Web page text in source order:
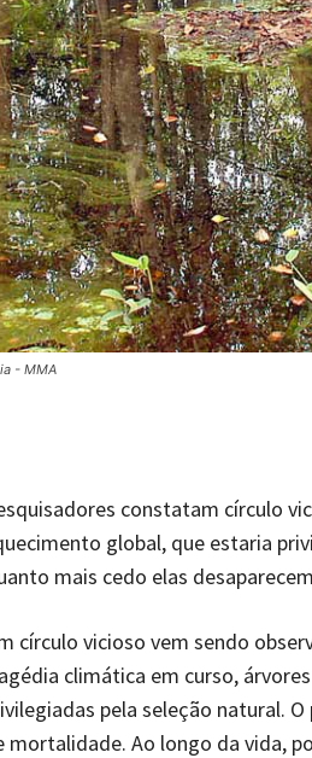
- MMA
constatam círculo
global, que estaria
mais cedo elas
círculo vicioso vem sendo
climática em curso,
pela seleção natural.
mortalidade. Ao longo da vida,